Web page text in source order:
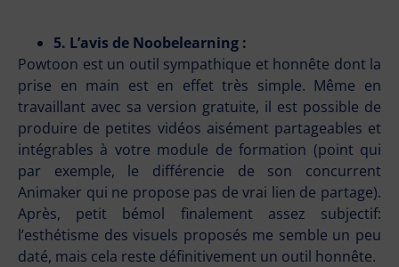
5. L’avis de Noobelearning :
Powtoon est un outil sympathique et honnête dont la
prise en main est en effet très simple. Même en
travaillant avec sa version gratuite, il est possible de
produire de petites vidéos aisément partageables et
intégrables à votre module de formation (point qui
par exemple, le différencie de son concurrent
Animaker qui ne propose pas de vrai lien de partage).
Après, petit bémol finalement assez subjectif:
l’esthétisme des visuels proposés me semble un peu
daté, mais cela reste définitivement un outil honnête.